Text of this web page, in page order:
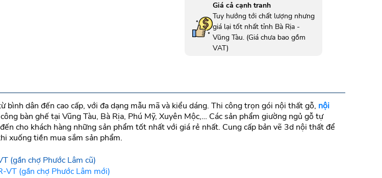
Giá cả cạnh tranh
Tuy hướng tới chất lượng nhưng
giá lại tốt nhất tỉnh Bà Rịa -
Vũng Tàu. (Giá chưa bao gồm
VAT)
bình dân đến cao cấp, với đa dạng mẫu mã và kiểu dáng. Thi công trọn gói nội thất gỗ, nội
bàn ghế tại Vũng Tàu, Bà Rịa, Phú Mỹ, Xuyên Mộc,… Các sản phẩm giường ngủ gỗ tự
cho khách hàng những sản phẩm tốt nhất với giá rẻ nhất. Cung cấp bản vẽ 3d nội thất để
xuống tiền mua sắm sản phẩm.
(gần chợ Phước Lâm cũ)
VT (gần chợ Phước Lâm mới)